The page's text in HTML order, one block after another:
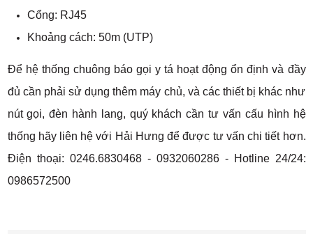
Cổng: RJ45
Khoảng cách: 50m (UTP)
Để hệ thống chuông báo gọi y tá hoạt động ổn định và đầy
đủ cần phải sử dụng thêm máy chủ, và các thiết bị khác như
nút gọi, đèn hành lang, quý khách cần tư vấn cấu hình hệ
thống hãy liên hệ với Hải Hưng để được tư vấn chi tiết hơn.
Điện thoại: 0246.6830468 - 0932060286 - Hotline 24/24:
0986572500